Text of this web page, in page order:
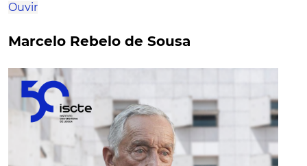
Ouvir
Marcelo Rebelo de Sousa